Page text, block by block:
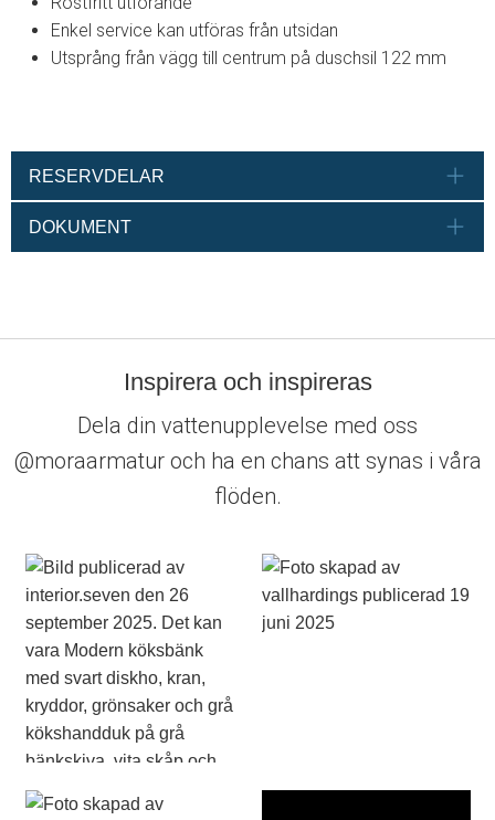
Enkel service kan utföras från utsidan
Utsprång från vägg till centrum på duschsil 122 mm
RESERVDELAR
DOKUMENT
Inspirera och inspireras
Dela din vattenupplevelse med oss
@moraarmatur och ha en chans att synas i våra
flöden.